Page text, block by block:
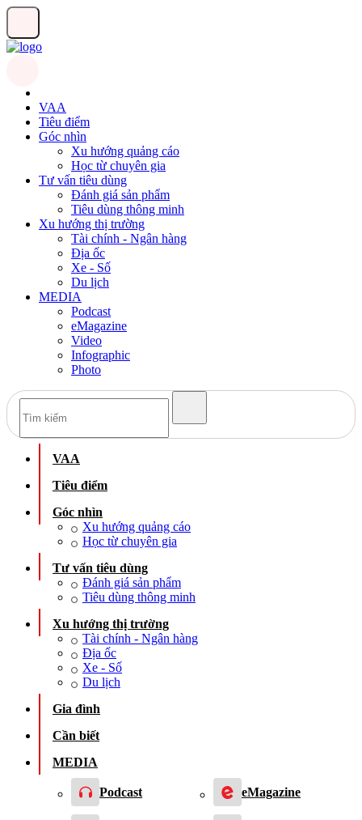
VAA
Tiêu điểm
Góc nhìn
Xu hướng quảng cáo
Học từ chuyên gia
Tư vấn tiêu dùng
Đánh giá sản phẩm
Tiêu dùng thông minh
Xu hướng thị trường
Tài chính - Ngân hàng
Địa ốc
Xe - Số
Du lịch
MEDIA
Podcast
eMagazine
Video
Infographic
Photo
VAA
Tiêu điểm
Góc nhìn
Xu hướng quảng cáo
Học từ chuyên gia
Tư vấn tiêu dùng
Đánh giá sản phẩm
Tiêu dùng thông minh
Xu hướng thị trường
Tài chính - Ngân hàng
Địa ốc
Xe - Số
Du lịch
Gia đình
Cần biết
MEDIA
Podcast eMagazine